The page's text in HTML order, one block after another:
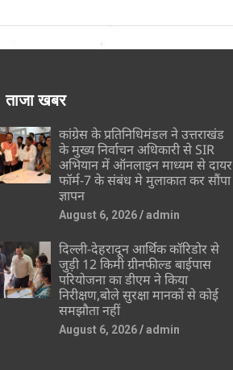
ताजा खबर
कांग्रेस के प्रतिनिधिमंडल ने उत्तराखंड
के मुख्य निर्वाचन अधिकारी से SIR
अभियान में ऑनलाइन माध्यम से दायर
फॉर्म-7 के संबंध मे मुलाकात कर सौंपा
ज्ञापन
August 6, 2026 admin
दिल्ली-देहरादून आर्थिक कॉरिडोर से
जुड़ी 12 किमी ग्रीनफील्ड बाईपास
परियोजना का डीएम ने किया
निरीक्षण,बोले सुरक्षा मानकों से कोई
समझौता नहीं
August 6, 2026 admin